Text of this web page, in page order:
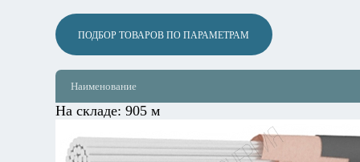
ПОДБОР ТОВАРОВ ПО ПАРАМЕТРАМ
Наименование
На складе: 905 м